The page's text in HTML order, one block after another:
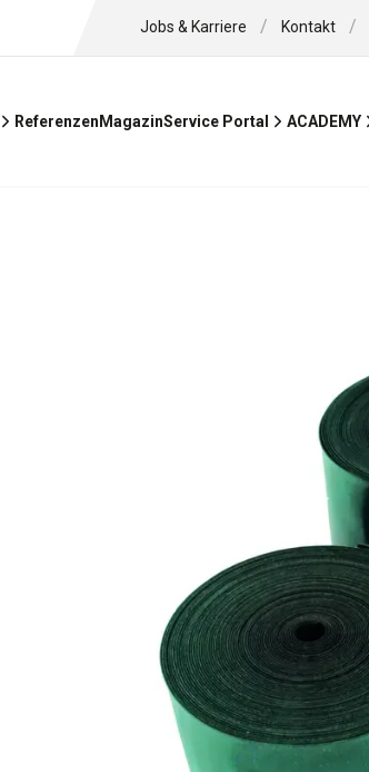
Jobs & Karriere / Kontakt /
Referenzen MagazinService Portal ACADEMY